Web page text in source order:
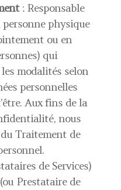
: Responsable
physique
ou en
qui
modalités selon
personnelles
Aux fins de la
nous
Traitement de
de Services)
Prestataire de